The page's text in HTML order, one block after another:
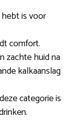
is voor
comfort.
zachte huid na
kalkaanslag
categorie is